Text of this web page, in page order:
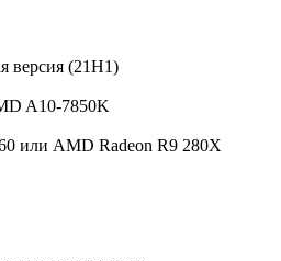
версия (21H1)
A10-7850K
или AMD Radeon R9 280X